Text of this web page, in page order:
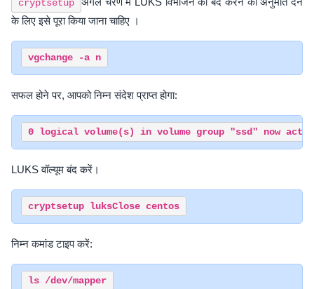
cryptsetup
के लिए इसे पूरा किया जाना चाहिए ।
सफल होने पर, आपको निम्न संदेश प्राप्त होगा:
LUKS वॉल्यूम बंद करें।
निम्न कमांड टाइप करें: